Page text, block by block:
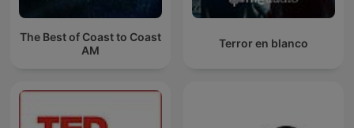
The Best of Coast to Coast
AM
Terror en blanco